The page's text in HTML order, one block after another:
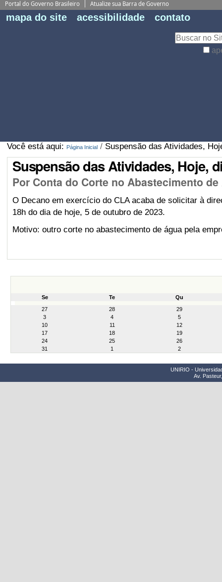
Portal do Governo Brasileiro Atualize sua Barra de Governo
mapa do site acessibilidade contato
Você está aqui: Página Inicial / Suspensão das Atividades,
Suspensão das Atividades, Hoje,
Por Conta do Corte no Abastecimento de
O Decano em exercício do CLA acaba de solicitar à
18h do dia de hoje, 5 de outubro de 2023.
Motivo: outro corte no abastecimento de água pela
Se Te
Qu
27
28
29
3
4
5
10
11
12
17
18
19
24
25
26
31
1 2
UNIRIO -
Av.